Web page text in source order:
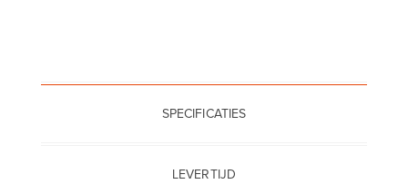
SPECIFICATIES
LEVERTIJD